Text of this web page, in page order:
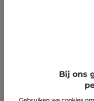
Bij ons